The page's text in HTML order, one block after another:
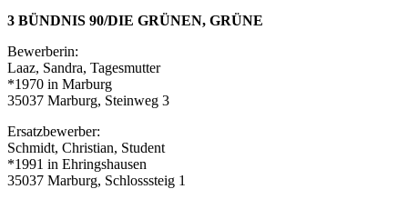
3 BÜNDNIS 90/DIE GRÜNEN, GRÜNE
Bewerberin:
Laaz, Sandra, Tagesmutter
*1970 in Marburg
35037 Marburg, Steinweg 3
Ersatzbewerber:
Schmidt, Christian, Student
*1991 in Ehringshausen
35037 Marburg, Schlosssteig 1